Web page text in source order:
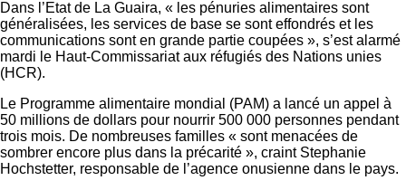
Dans l’Etat de La Guaira, « les pénuries alimentaires sont
généralisées, les services de base se sont effondrés et les
communications sont en grande partie coupées », s’est alarmé
mardi le Haut-Commissariat aux réfugiés des Nations unies
(HCR).
Le Programme alimentaire mondial (PAM) a lancé un appel à
50 millions de dollars pour nourrir 500 000 personnes pendant
trois mois. De nombreuses familles « sont menacées de
sombrer encore plus dans la précarité », craint Stephanie
Hochstetter, responsable de l’agence onusienne dans le pays.